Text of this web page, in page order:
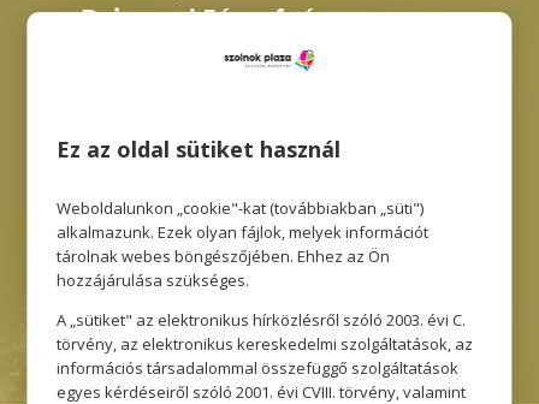
Rajmund Józsefné
3. heti nyertesünk:
4. heti nyertesünk:
Virág
Petronella
5. heti nyertesünk:Kóródi
Máténé
Ez az oldal sütiket használ
Weboldalunkon „cookie"-kat (továbbiakban „süti")
alkalmazunk. Ezek olyan fájlok, melyek információt
tárolnak webes böngészőjében. Ehhez az Ön
hozzájárulása szükséges.
A „sütiket" az elektronikus hírközlésről szóló 2003. évi C.
törvény, az elektronikus kereskedelmi szolgáltatások, az
információs társadalommal összefüggő szolgáltatások
egyes kérdéseiről szóló 2001. évi CVIII. törvény, valamint